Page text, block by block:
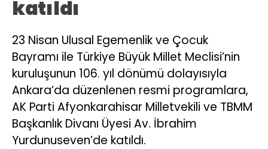
katıldı
23 Nisan Ulusal Egemenlik ve Çocuk
Bayramı ile Türkiye Büyük Millet Meclisi’nin
kuruluşunun 106. yıl dönümü dolayısıyla
Ankara’da düzenlenen resmi programlara,
AK Parti Afyonkarahisar Milletvekili ve TBMM
Başkanlık Divanı Üyesi Av. İbrahim
Yurdunuseven’de katıldı.